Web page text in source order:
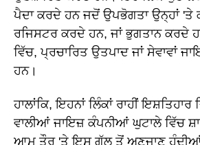
ਪੈਦਾ ਕਰਦੇ ਹਨ ਜਦੋਂ ਉਪਭੋਗਤਾ ਉਨ੍ਹਾਂ 'ਤੇ
ਰਜਿਸਟਰ ਕਰਦੇ ਹਨ, ਜਾਂ ਭੁਗਤਾਨ ਕਰਦੇ
ਵਿੱਚ, ਪ੍ਰਚਾਰਿਤ ਉਤਪਾਦ ਜਾਂ ਸੇਵਾਵਾਂ
ਹਨ।
ਹਾਲਾਂਕਿ, ਇਹਨਾਂ ਲਿੰਕਾਂ ਰਾਹੀਂ
ਵਾਲੀਆਂ ਜਾਇਜ਼ ਕੰਪਨੀਆਂ ਘੁਟਾਲੇ ਵਿੱਚ
ਆਮ ਤੌਰ 'ਤੇ ਇਸ ਗੱਲ ਤੋਂ ਅਣਜਾਣ ਹੁੰਦੀਆਂ